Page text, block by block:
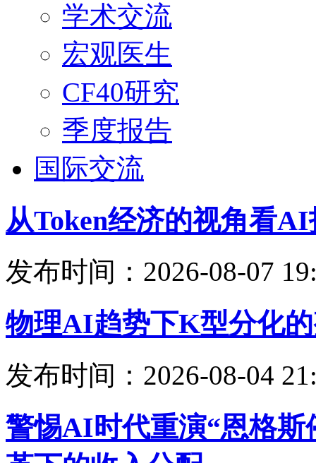
学术交流
宏观医生
CF40研究
季度报告
国际交流
从Token经济的视角看
发布时间：2026-08-07
物理AI趋势下K型分化
发布时间：2026-08-04
警惕AI时代重演“恩格